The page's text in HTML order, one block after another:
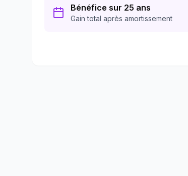
Bénéfice sur 25 ans
Gain total après amortissement